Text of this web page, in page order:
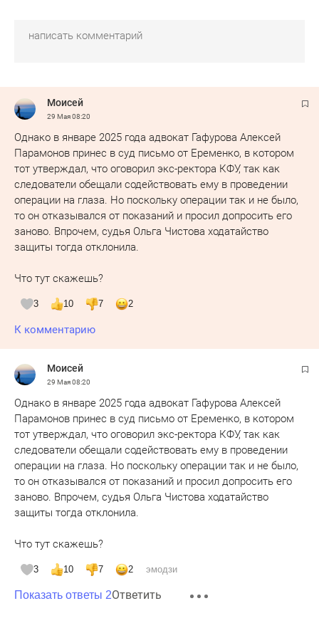
Moисeй
29 Мая08:20
Однако в январе 2025 года адвокат Гафурова Алексей
Парамонов принес в суд письмо от Еременко, в котором
тот утверждал, что оговорил экс-ректора КФУ, так как
следователи обещали содействовать ему в проведении
операции на глаза. Но поскольку операции так и не было,
то он отказывался от показаний и просил допросить его
заново. Впрочем, судья Ольга Чистова ходатайство
защиты тогда отклонила.
Что тут скажешь?
3 10 7 2
К комментарию
Moисeй
29 Мая08:20
Однако в январе 2025 года адвокат Гафурова Алексей
Парамонов принес в суд письмо от Еременко, в котором
тот утверждал, что оговорил экс-ректора КФУ, так как
следователи обещали содействовать ему в проведении
операции на глаза. Но поскольку операции так и не было,
то он отказывался от показаний и просил допросить его
заново. Впрочем, судья Ольга Чистова ходатайство
защиты тогда отклонила.
Что тут скажешь?
3 10 7 2 эмодзи
Показать ответы 2Ответить